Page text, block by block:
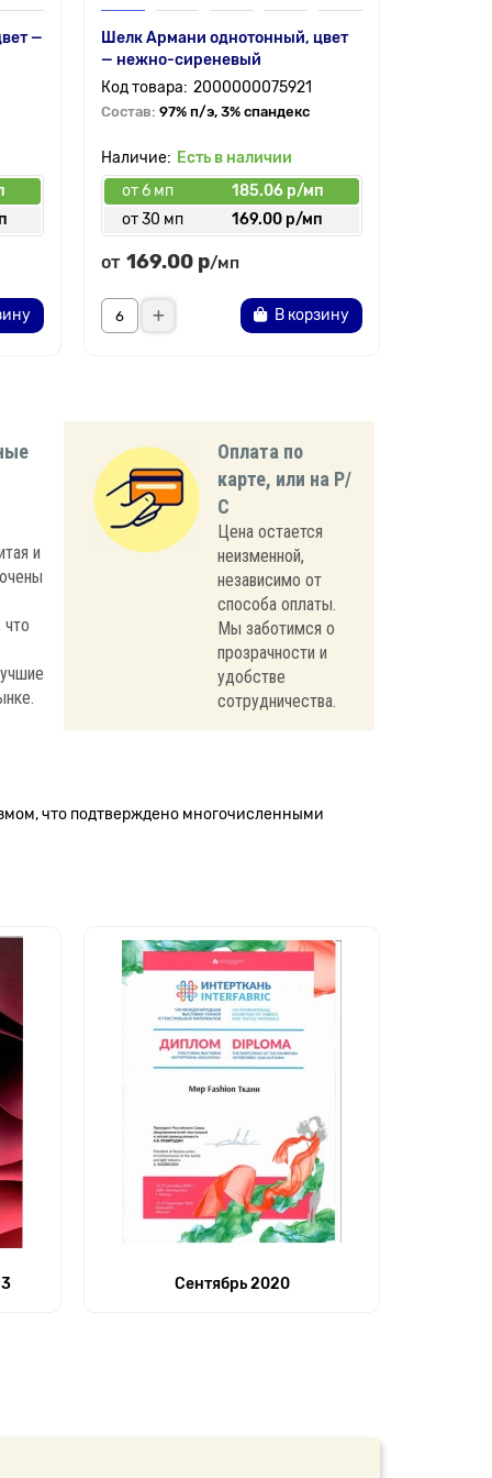
—
Шелк Армани однотонный, цвет
— нежно-сиреневый
2000000075921
Состав: 97% п/э, 3% спандекс
Есть в наличии
от 6 мп
185.06 р/мп
от 30 мп
169.00 р/мп
от 169.00 р/мп
В корзину
и
что
Оплата по
карте, или на Р/
С
Цена остается
неизменной,
независимо от
способа оплаты.
Мы заботимся о
прозрачности и
удобстве
сотрудничества.
что подтверждено многочисленными
Сентябрь 2020